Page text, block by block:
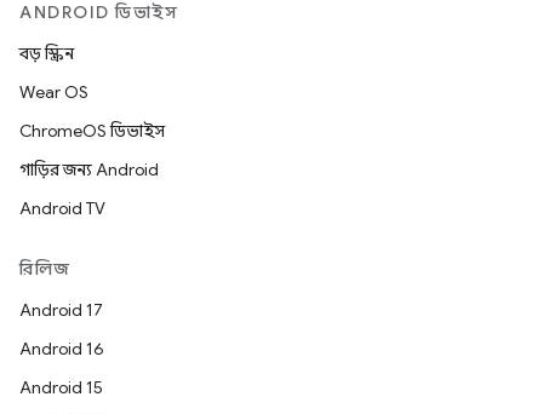
ANDROID ডিভাইস
বড় স্ক্রিন
Wear OS
ChromeOS ডিভাইস
গাড়ির জন্য Android
Android TV
রিলিজ
Android 17
Android 16
Android 15